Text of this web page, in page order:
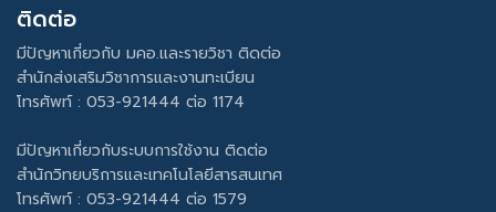
ติดต่อ
มีปัญหาเกี่ยวกับ มคอ.และรายวิชา ติดต่อ
สำนักส่งเสริมวิชาการและงานทะเบียน
โทรศัพท์ : 053-921444 ต่อ 1174
มีปัญหาเกี่ยวกับระบบการใช้งาน ติดต่อ
สำนักวิทยบริการและเทคโนโลยีสารสนเทศ
โทรศัพท์ : 053-921444 ต่อ 1579